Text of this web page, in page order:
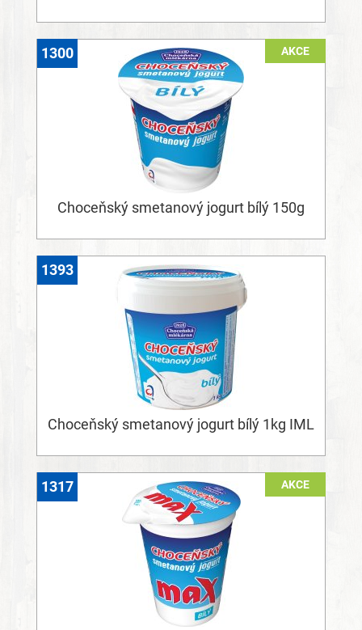
AKCE
Choceňský smetanový jogurt bílý 150g
1300
Choceňský smetanový jogurt bílý 1kg IML
1393
AKCE
1317